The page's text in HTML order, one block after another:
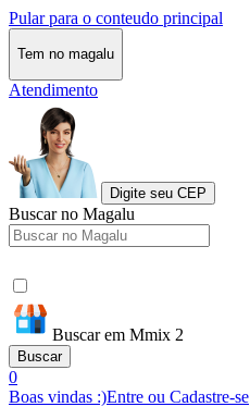
Pular para o conteudo principal
Tem no magalu
Atendimento
Digite seu CEP
Buscar no Magalu
Buscar em Mmix 2
Buscar
0
Boas vindas :)Entre ou Cadastre-se